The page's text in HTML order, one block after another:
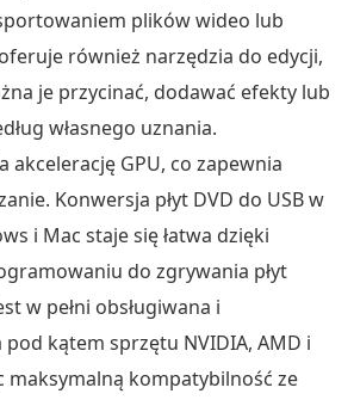
plików wideo lub
również narzędzia do edycji,
je przycinać, dodawać efekty lub
własnego uznania.
akcelerację GPU, co zapewnia
Konwersja płyt DVD do USB w
i Mac staje się łatwa dzięki
do zgrywania płyt
w pełni obsługiwana i
kątem sprzętu NVIDIA, AMD i
maksymalną kompatybilność ze